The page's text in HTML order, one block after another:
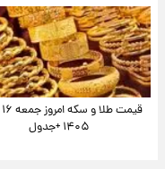
۱۴۰۵ +جدول